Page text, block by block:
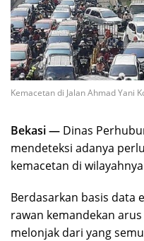
Kemacetan di Jalan Ahmad Yani
Bekasi — Dinas
mendeteksi adanya
kemacetan di
Berdasarkan basis data
rawan kemandekan
melonjak dari yang